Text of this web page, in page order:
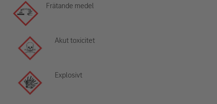
Frätande medel
Akut toxicitet
Explosivt